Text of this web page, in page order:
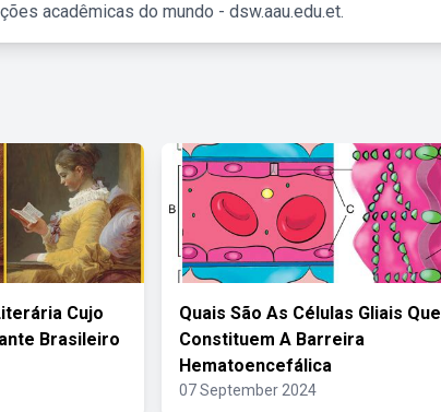
acadêmicas do mundo - dsw.aau.edu.et.
Cujo
Brasileiro
Quais São As Células Gliais Que
Constituem A Barreira
Hematoencefálica
07 September 2024